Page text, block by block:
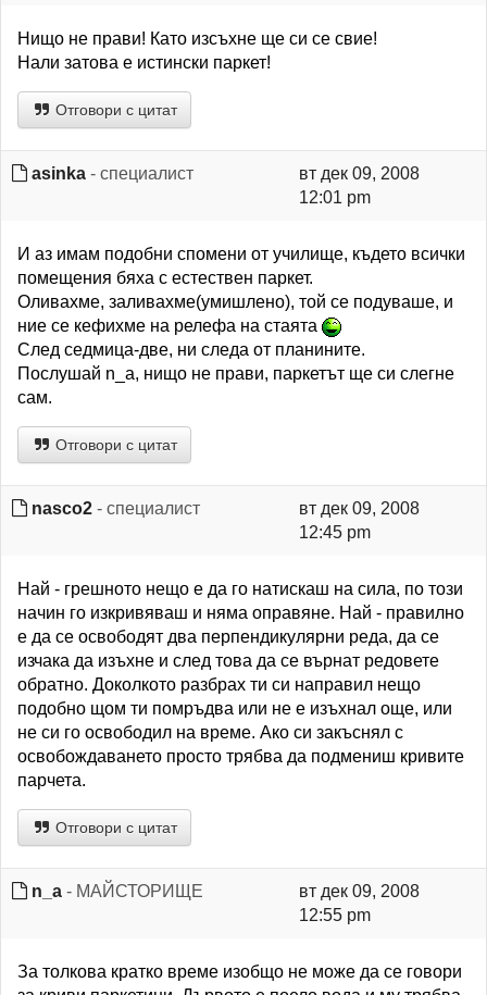
Нищо не прави! Като изсъхне ще си се свие!
Нали затова е истински паркет!
Отговори с цитат
asinka - специалист
вт дек 09, 2008
12:01 pm
И аз имам подобни спомени от училище, където всички
помещения бяха с естествен паркет.
Оливахме, заливахме(умишлено), той се подуваше, и
ние се кефихме на релефа на стаята
След седмица-две, ни следа от планините.
Послушай n_a, нищо не прави, паркетът ще си слегне
сам.
Отговори с цитат
nasco2 - специалист
вт дек 09, 2008
12:45 pm
Най - грешното нещо е да го натискаш на сила, по този
начин го изкривяваш и няма оправяне. Най - правилно
е да се освободят два перпендикулярни реда, да се
изчака да изъхне и след това да се върнат редовете
обратно. Доколкото разбрах ти си направил нещо
подобно щом ти помръдва или не е изъхнал още, или
не си го освободил на време. Ако си закъснял с
освобождаването просто трябва да подмениш кривите
парчета.
Отговори с цитат
n_a - МАЙСТОРИЩЕ
вт дек 09, 2008
12:55 pm
За толкова кратко време изобщо не може да се говори